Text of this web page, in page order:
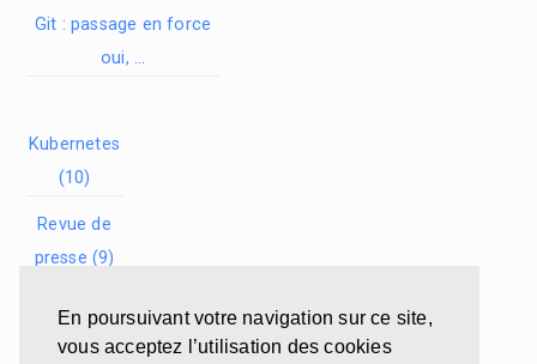
En poursuivant votre navigation sur ce site,
vous acceptez l’utilisation des cookies
Git : passage en force
oui, …
Kubernetes
(10)
Revue de
presse (9)
Cloud (8)
Conférence